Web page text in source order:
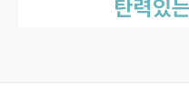
탄력있